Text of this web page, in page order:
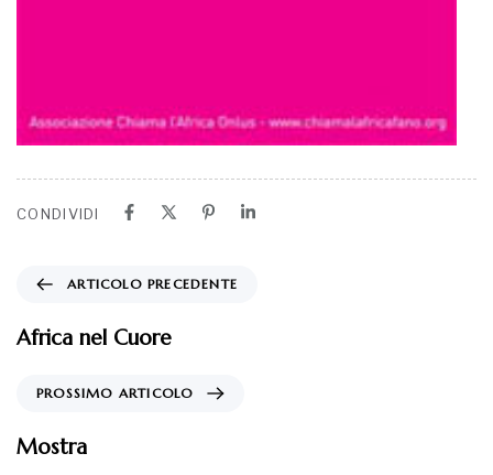
CONDIVIDI
ARTICOLO PRECEDENTE
Africa nel Cuore
PROSSIMO ARTICOLO
Mostra